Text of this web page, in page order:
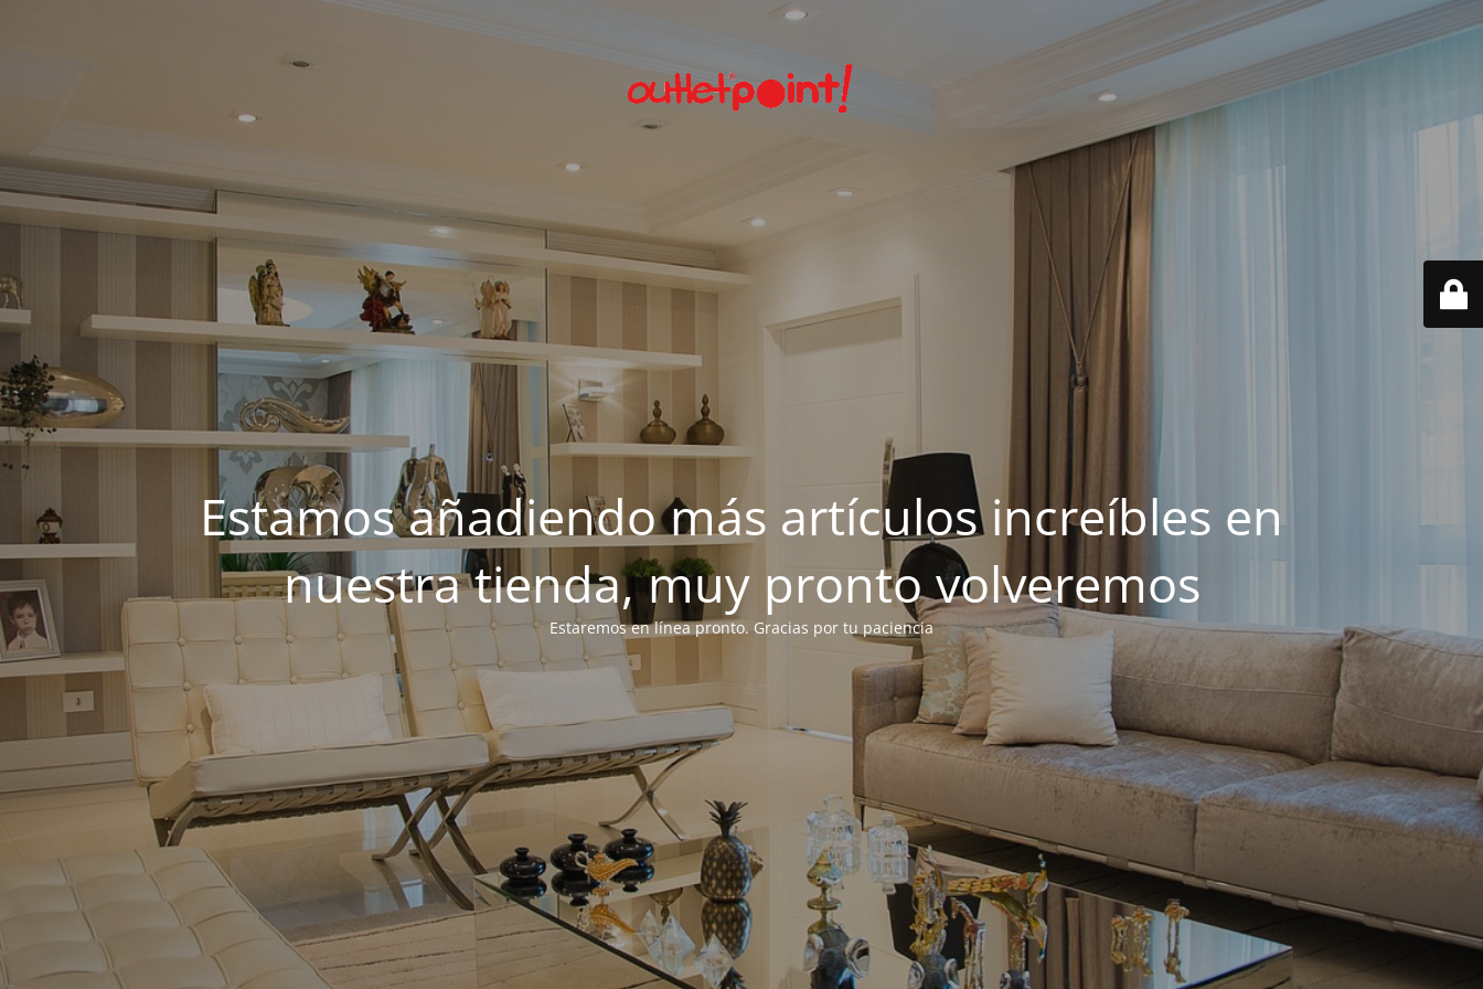
Estamos añadiendo más artículos increíbles en
nuestra tienda, muy pronto volveremos
Estaremos en línea pronto. Gracias por tu paciencia